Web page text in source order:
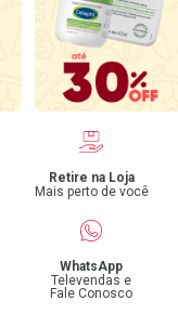
Retire na Loja
Mais perto de você
WhatsApp
Televendas e
Fale Conosco